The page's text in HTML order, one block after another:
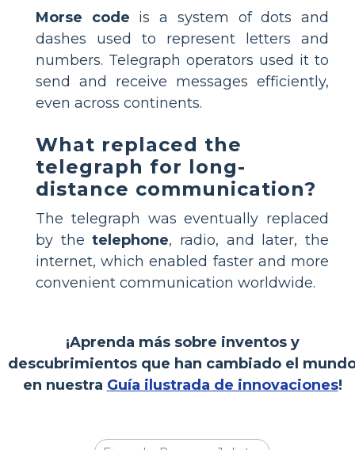
Morse code is a system of dots and
dashes used to represent letters and
numbers. Telegraph operators used it to
send and receive messages efficiently,
even across continents.
What replaced the
telegraph for long-
distance communication?
The telegraph was eventually replaced
by thetelephone, radio, and later, the
internet, which enabled faster and more
convenient communication worldwide.
¡Aprenda más sobre inventos y
descubrimientos que han cambiado el
en nuestra Guía ilustrada de innovaciones!